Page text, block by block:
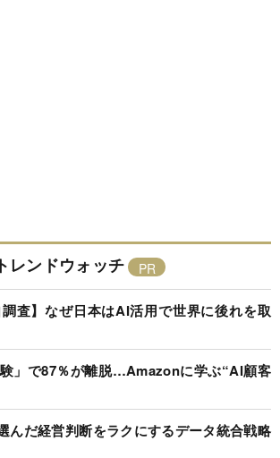
トレンドウォッチ
調査】なぜ日本はAI活用で世界に後れを取
験」で87％が離脱…Amazonに学ぶ“AI顧客
んだ経営判断をラクにするデータ統合戦略